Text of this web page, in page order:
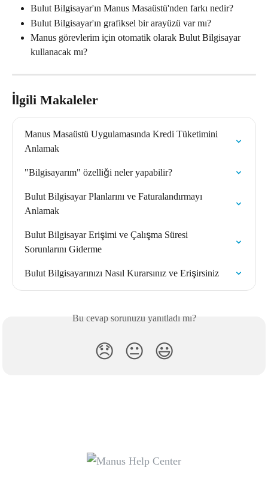
Bulut Bilgisayar'ın Manus Masaüstü'nden farkı nedir?
Bulut Bilgisayar'ın grafiksel bir arayüzü var mı?
Manus görevlerim için otomatik olarak Bulut Bilgisayar
kullanacak mı?
İlgili Makaleler
Manus Masaüstü Uygulamasında Kredi Tüketimini
Anlamak
"Bilgisayarım" özelliği neler yapabilir?
Bulut Bilgisayar Planlarını ve Faturalandırmayı
Anlamak
Bulut Bilgisayar Erişimi ve Çalışma Süresi
Sorunlarını Giderme
Bulut Bilgisayarınızı Nasıl Kurarsınız ve Erişirsiniz
Bu cevap sorunuzu yanıtladı mı?
😞 😐 😃